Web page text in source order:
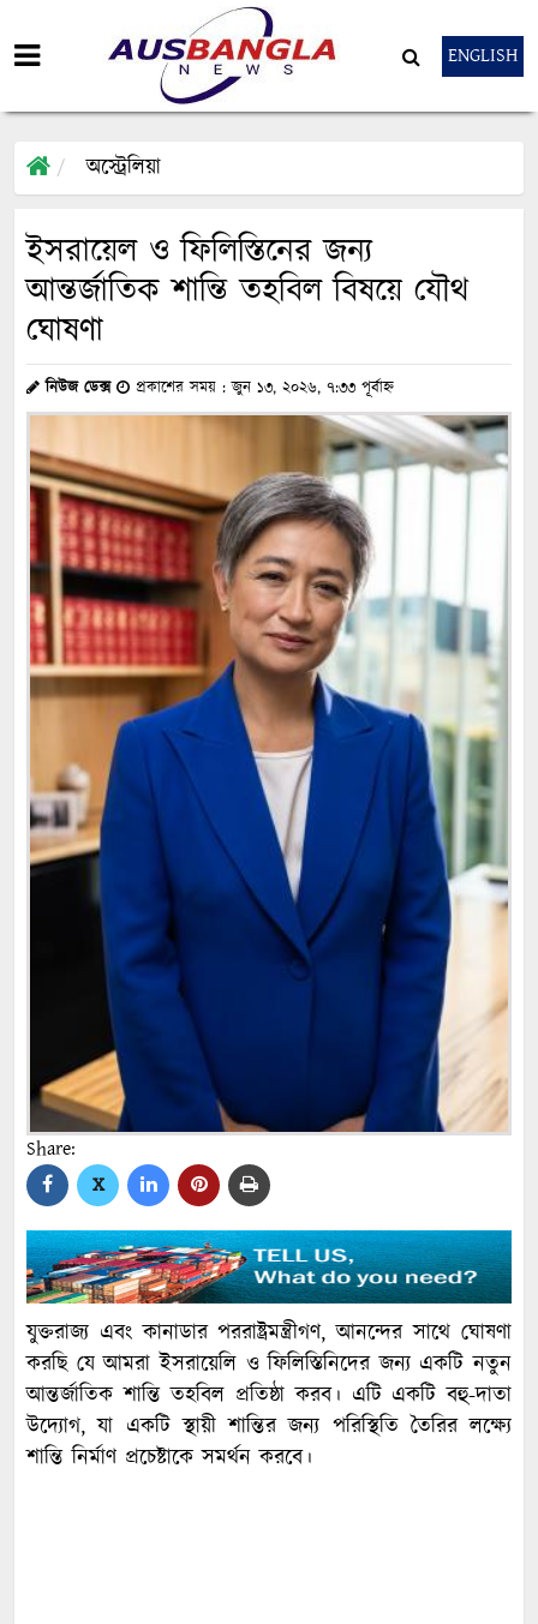
ENGLISH
অস্ট্রেলিয়া
ইসরায়েল ও ফিলিস্তিনের জন্য
আন্তর্জাতিক শান্তি তহবিল বিষয়ে যৌথ
ঘোষণা
নিউজ ডেক্স প্রকাশের সময় : জুন ১৩, ২০২৬, ৭:৩৩ পূর্বাহ্ন
Share:
X
যুক্তরাজ্য এবং কানাডার পররাষ্ট্রমন্ত্রীগণ, আনন্দের সাথে ঘোষণা
করছি যে আমরা ইসরায়েলি ও ফিলিস্তিনিদের জন্য একটি নতুন
আন্তর্জাতিক শান্তি তহবিল প্রতিষ্ঠা করব। এটি একটি বহু-দাতা
উদ্যোগ, যা একটি স্থায়ী শান্তির জন্য পরিস্থিতি তৈরির লক্ষ্যে
শান্তি নির্মাণ প্রচেষ্টাকে সমর্থন করবে।